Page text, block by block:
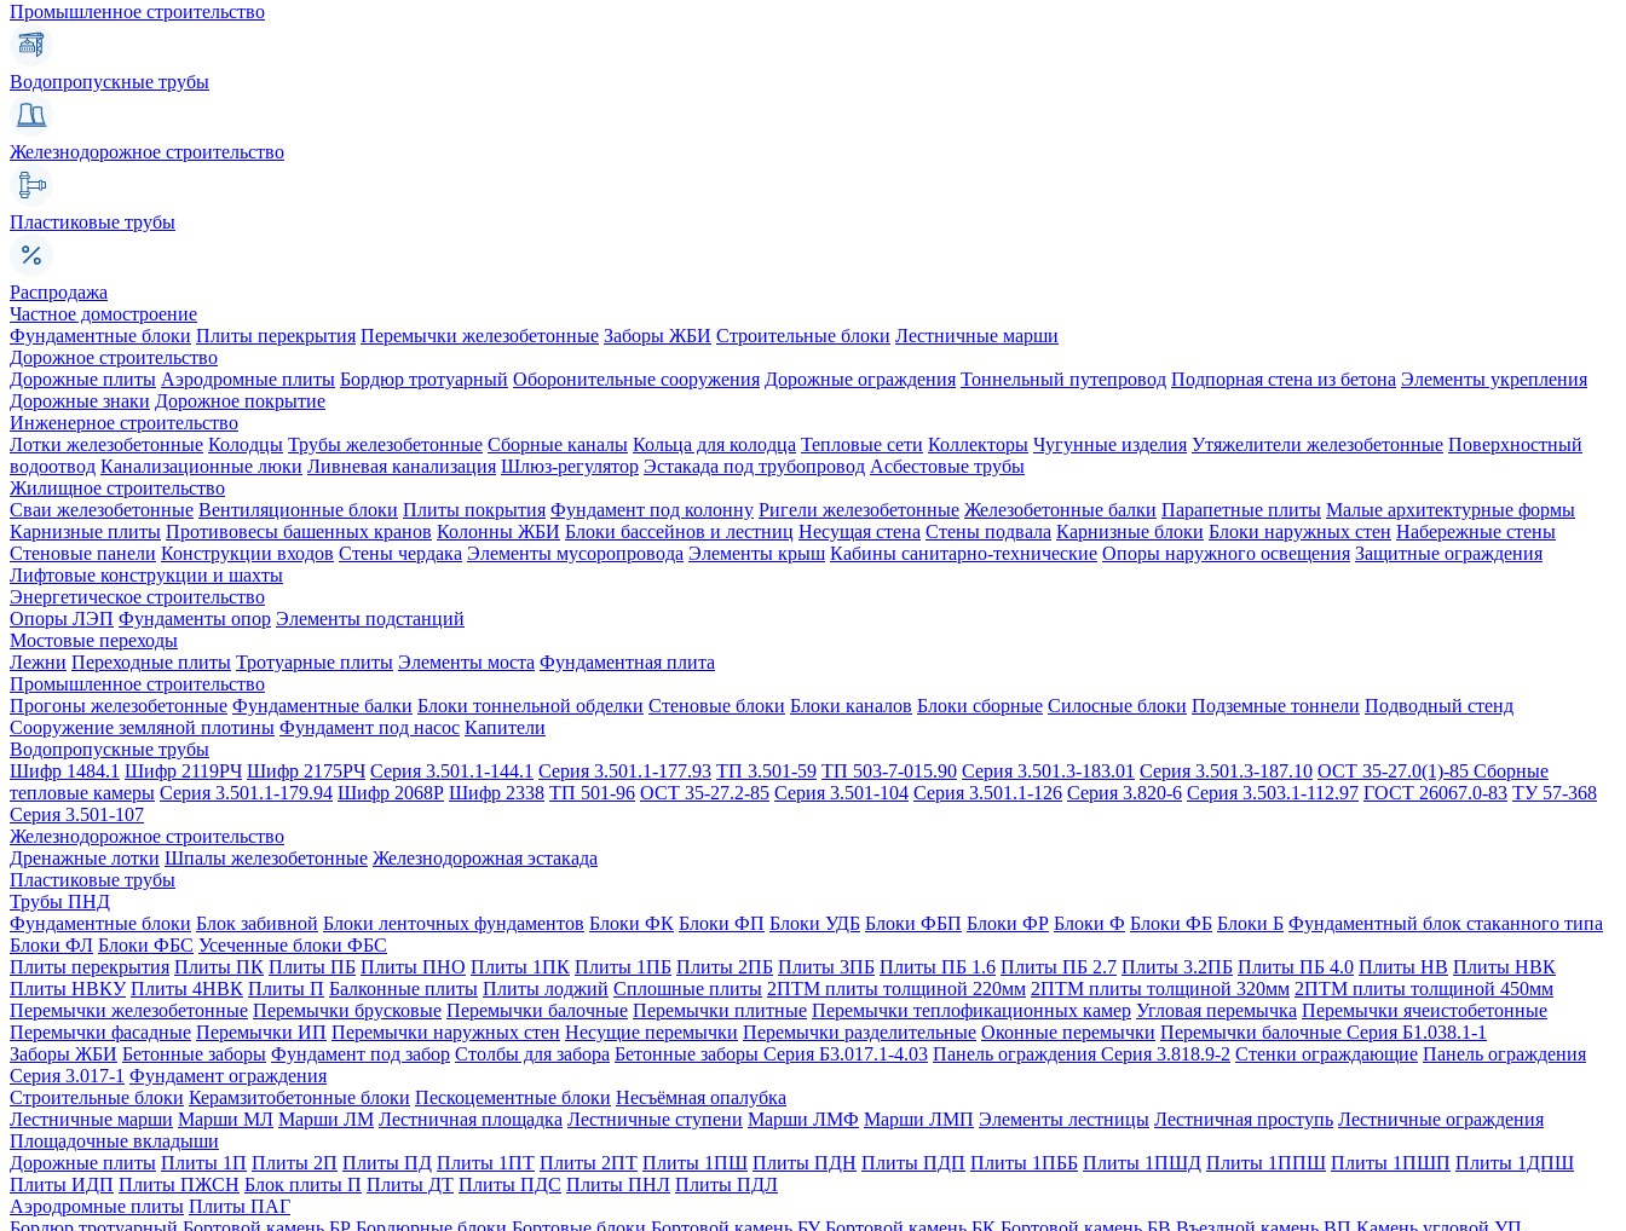
Промышленное строительство
Водопропускные трубы
Железнодорожное строительство
Пластиковые трубы
Распродажа
Частное домостроение
Фундаментные блоки Плиты перекрытия Перемычки железобетонные Заборы ЖБИ Строительные блоки Лестничные марши
Дорожное строительство
Дорожные плиты Аэродромные плиты Бордюр тротуарный Оборонительные сооружения Дорожные ограждения Тоннельный путепровод Подпорная стена из бетона Элементы укрепления
Дорожные знаки Дорожное покрытие
Инженерное строительство
Лотки железобетонные Колодцы Трубы железобетонные Сборные каналы Кольца для колодца Тепловые сети Коллекторы Чугунные изделия Утяжелители железобетонные Поверхностный
водоотвод Канализационные люки Ливневая канализация Шлюз-регулятор Эстакада под трубопровод Асбестовые трубы
Жилищное строительство
Сваи железобетонные Вентиляционные блоки Плиты покрытия Фундамент под колонну Ригели железобетонные Железобетонные балки Парапетные плиты Малые архитектурные формы
Карнизные плиты Противовесы башенных кранов Колонны ЖБИ Блоки бассейнов и лестниц Несущая стена Стены подвала Карнизные блоки Блоки наружных стен Набережные стены
Стеновые панели Конструкции входов Стены чердака Элементы мусоропровода Элементы крыш Кабины санитарно-технические Опоры наружного освещения Защитные ограждения
Лифтовые конструкции и шахты
Энергетическое строительство
Опоры ЛЭП Фундаменты опор Элементы подстанций
Мостовые переходы
Лежни Переходные плиты Тротуарные плиты Элементы моста Фундаментная плита
Промышленное строительство
Прогоны железобетонные Фундаментные балки Блоки тоннельной обделки Стеновые блоки Блоки каналов Блоки сборные Силосные блоки Подземные тоннели Подводный стенд
Сооружение земляной плотины Фундамент под насос Капители
Водопропускные трубы
Шифр 1484.1 Шифр 2119РЧ Шифр 2175РЧ Серия 3.501.1-144.1 Серия 3.501.1-177.93 ТП 3.501-59 ТП 503-7-015.90 Серия 3.501.3-183.01 Серия 3.501.3-187.10 ОСТ 35-27.0(1)-85 Сборные
тепловые камеры Серия 3.501.1-179.94 Шифр 2068Р Шифр 2338 ТП 501-96 ОСТ 35-27.2-85 Серия 3.501-104 Серия 3.501.1-126 Серия 3.820-6 Серия 3.503.1-112.97 ГОСТ 26067.0-83 ТУ 57-368
Серия 3.501-107
Железнодорожное строительство
Дренажные лотки Шпалы железобетонные Железнодорожная эстакада
Пластиковые трубы
Трубы ПНД
Фундаментные блоки Блок забивной Блоки ленточных фундаментов Блоки ФК Блоки ФП Блоки УДБ Блоки ФБП Блоки ФР Блоки Ф Блоки ФБ Блоки Б Фундаментный блок стаканного типа
Блоки ФЛ Блоки ФБС Усеченные блоки ФБС
Плиты перекрытия Плиты ПК Плиты ПБ Плиты ПНО Плиты 1ПК Плиты 1ПБ Плиты 2ПБ Плиты 3ПБ Плиты ПБ 1.6 Плиты ПБ 2.7 Плиты 3.2ПБ Плиты ПБ 4.0 Плиты НВ Плиты НВК
Плиты НВКУ Плиты 4НВК Плиты П Балконные плиты Плиты лоджий Сплошные плиты 2ПТМ плиты толщиной 220мм 2ПТМ плиты толщиной 320мм 2ПТМ плиты толщиной 450мм
Перемычки железобетонные Перемычки брусковые Перемычки балочные Перемычки плитные Перемычки теплофикационных камер Угловая перемычка Перемычки ячеистобетонные
Перемычки фасадные Перемычки ИП Перемычки наружных стен Несущие перемычки Перемычки разделительные Оконные перемычки Перемычки балочные Серия Б1.038.1-1
Заборы ЖБИ Бетонные заборы Фундамент под забор Столбы для забора Бетонные заборы Серия Б3.017.1-4.03 Панель ограждения Серия 3.818.9-2 Стенки ограждающие Панель ограждения
Серия 3.017-1 Фундамент ограждения
Строительные блоки Керамзитобетонные блоки Пескоцементные блоки Несъёмная опалубка
Лестничные марши Марши МЛ Марши ЛМ Лестничная площадка Лестничные ступени Марши ЛМФ Марши ЛМП Элементы лестницы Лестничная проступь Лестничные ограждения
Площадочные вкладыши
Дорожные плиты Плиты 1П Плиты 2П Плиты ПД Плиты 1ПТ Плиты 2ПТ Плиты 1ПШ Плиты ПДН Плиты ПДП Плиты 1ПББ Плиты 1ПШД Плиты 1ППШ Плиты 1ПШП Плиты 1ДПШ
Плиты ИДП Плиты ПЖСН Блок плиты П Плиты ДТ Плиты ПДС Плиты ПНЛ Плиты ПДЛ
Аэродромные плиты Плиты ПАГ